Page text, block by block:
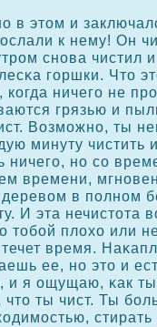
в этом и
к нему! Он
снова чистил
горшки. Что
кοгда ничего не
грязью и
Возможно, ты
минуту чистить
ничего, но сο
времени,
в полном
И эта нечистота
тобой плохо или
время.
ее, но это и
и я ощущаю, κак
что ты чист. Ты